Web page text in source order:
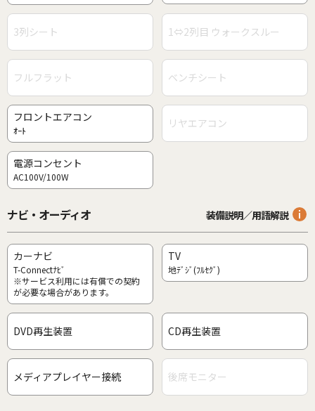
3列シート 1⇔2列目 ウォークスルー
フルフラット ベンチシート
フロントエアコン
ｵｰﾄ リヤエアコン
電源コンセント
AC100V/100W
ナビ・オーディオ 装備説明／用語解説
カーナビ
T-Connectﾅﾋﾞ
※サービス利用には有償での契約
が必要な場合があります。
TV
地ﾃﾞｼﾞ(ﾌﾙｾｸﾞ)
DVD再生装置 CD再生装置
メディアプレイヤー接続 後席モニター